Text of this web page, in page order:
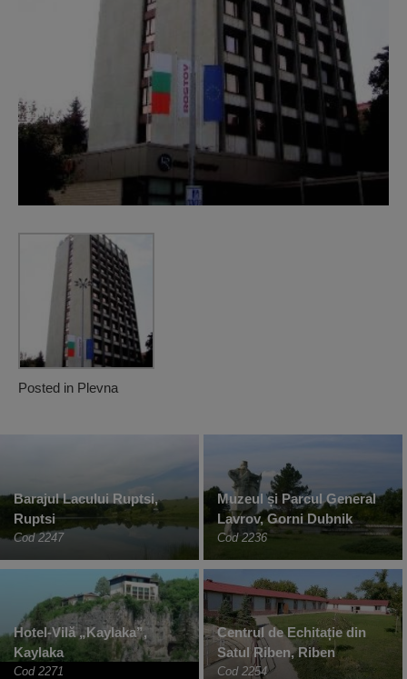
Posted in Plevna
Barajul Lacului Ruptsi,
Ruptsi
Cod 2247
Muzeul și Parcul General
Lavrov, Gorni Dubnik
Cod 2236
Hotel-Vilă „Kaylaka”,
Kaylaka
Cod 2271
Centrul de Echitație din
Satul Riben, Riben
Cod 2254